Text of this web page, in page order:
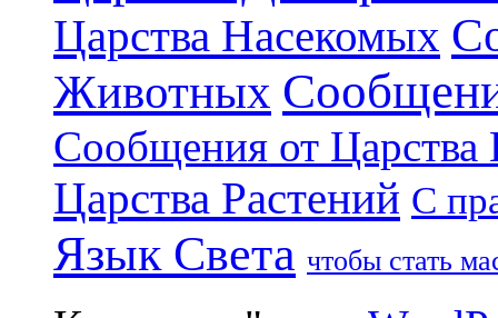
Царства Насекомых
Животных
Сообщения от Царства
Царства Растений С
Язык Света чтобы стать